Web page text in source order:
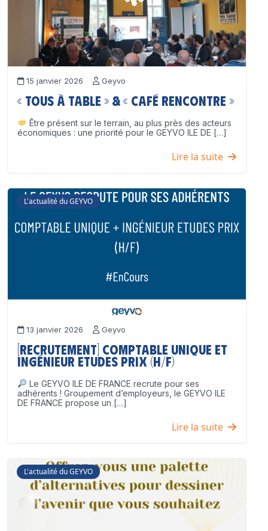
15 janvier 2026 Geyvo
« Tous à table » & « Café Rencontre »
Être présent sur le terrain, au plus près des acteurs
économiques : une priorité pour le GEYVO ILE DE […]
Lire la suite
L'actualité du GEYVO
13 janvier 2026 Geyvo
[Recrutement] Comptable unique et
Ingénieur Etudes Prix (H/F)
Le GEYVO ILE DE FRANCE recrute pour ses
adhérents ! Groupement d’employeurs, le GEYVO ILE
DE FRANCE propose un […]
Lire la suite
L'actualité du GEYVO